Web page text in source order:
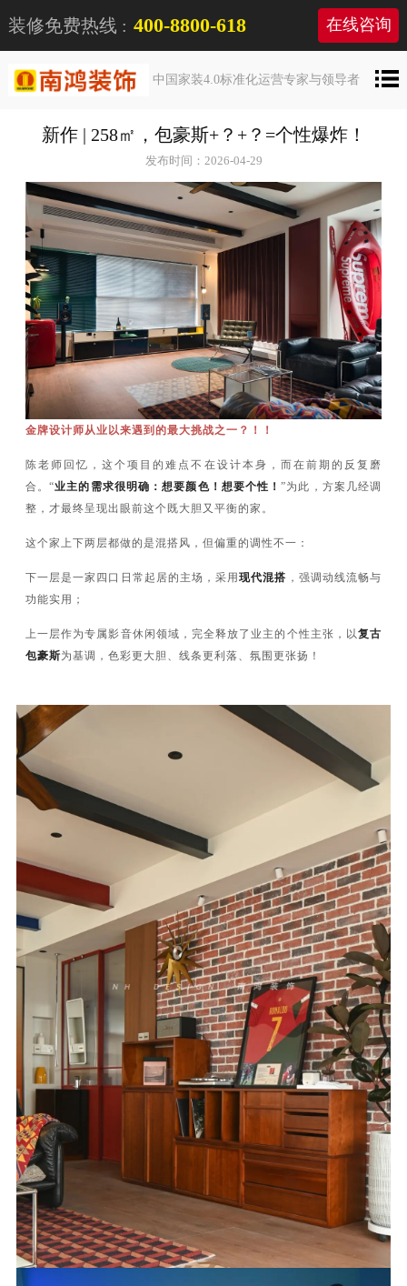
装修免费热线 : 400-8800-618 在线咨询
中国家装4.0标准化运营专家与领导者
新作 | 258㎡，包豪斯+？+？=个性爆炸！
发布时间：2026-04-29
金牌设计师从业以来遇到的最大挑战之一？！！
陈老师回忆，这个项目的难点不在设计本身，而在前期的反复磨
合。“业主的需求很明确：想要颜色！想要个性！”为此，方案几经调
整，才最终呈现出眼前这个既大胆又平衡的家。
这个家上下两层都做的是混搭风，但偏重的调性不一：
下一层是一家四口日常起居的主场，采用现代混搭 ，强调动线流畅与
功能实用；
上一层作为专属影音休闲领域，完全释放了业主的个性主张，以复古
包豪斯为基调，色彩更大胆、线条更利落、氛围更张扬！